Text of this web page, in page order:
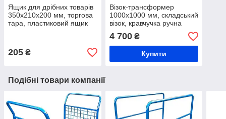
Ящик для дрібних товарів
350х210х200 мм, торгова
тара, пластиковий ящик
205 ₴
Візок-трансформер
1000х1000 мм, складський
візок, кравчучка ручна
4 700₴
Купити
Подібні товари компанії